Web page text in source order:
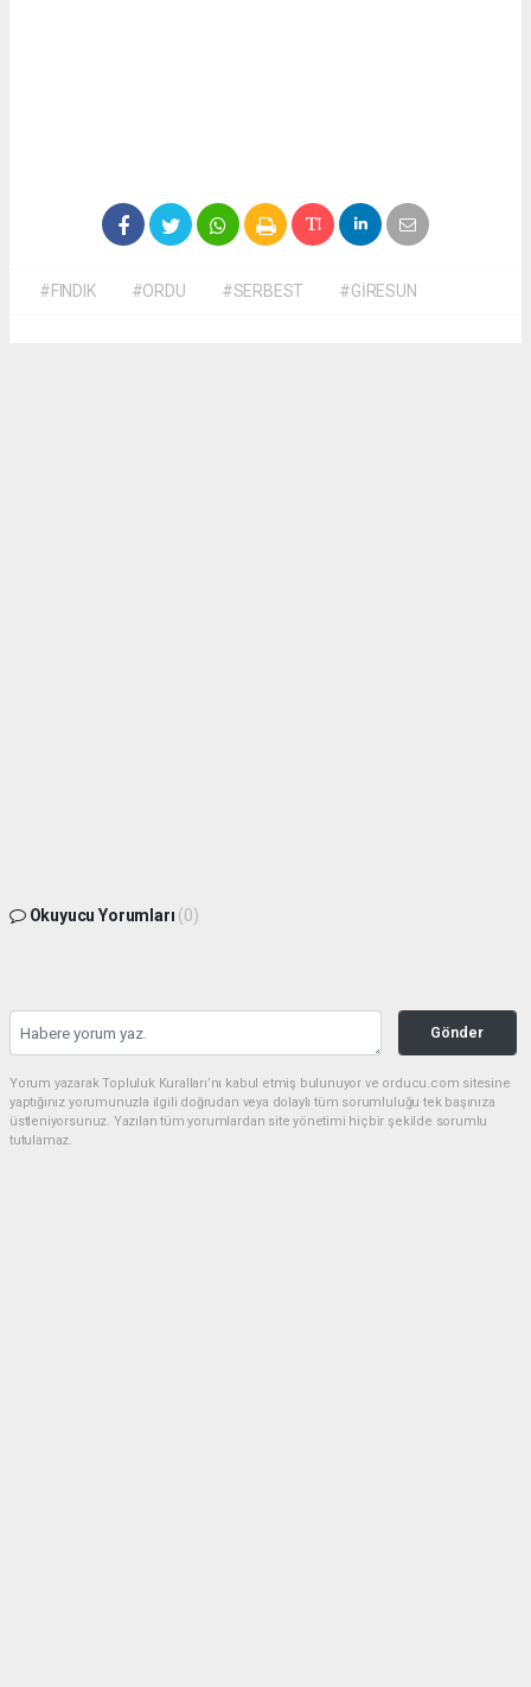
#FINDIK #ORDU #SERBEST #GİRESUN
Okuyucu Yorumları (0)
Gönder
Yorum yazarak Topluluk Kuralları’nı kabul etmiş bulunuyor ve orducu.com sitesine
yaptığınız yorumunuzla ilgili doğrudan veya dolaylı tüm sorumluluğu tek başınıza
üstleniyorsunuz. Yazılan tüm yorumlardan site yönetimi hiçbir şekilde sorumlu
tutulamaz.